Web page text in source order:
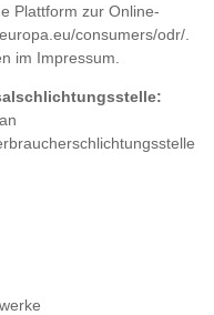
Plattform zur Online-
consumers/odr/.
im Impressum.